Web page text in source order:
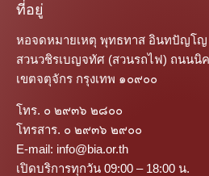
ที่อยู่
หอจดหมายเหตุ พุทธทาส อินทปัญโญ
สวนวชิรเบญจทัศ (สวนรถไฟ) ถนนนิ
เขตจตุจักร กรุงเทพ ๑๐๙๐๐
โทร. ๐ ๒๙๓๖ ๒๘๐๐
โทรสาร. ๐ ๒๙๓๖ ๒๙๐๐
E-mail: info@bia.or.th
เปิดบริการทุกวัน 09:00 – 18:00 น.